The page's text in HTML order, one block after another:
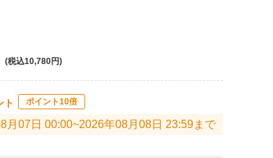
(税込10,780円)
ト ポイント10倍
月07日 00:00~2026年08月08日 23:59まで